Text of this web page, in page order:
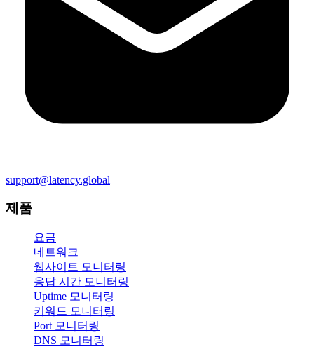
support@latency.global
제품
요금
네트워크
웹사이트 모니터링
응답 시간 모니터링
Uptime 모니터링
키워드 모니터링
Port 모니터링
DNS 모니터링